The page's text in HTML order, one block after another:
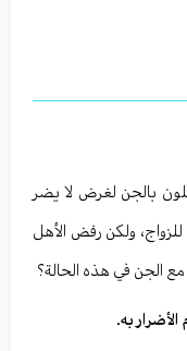
بالجن لغرض لا يضر
ولكن رفض الأهل
الجن في هذه الحالة؟
به.